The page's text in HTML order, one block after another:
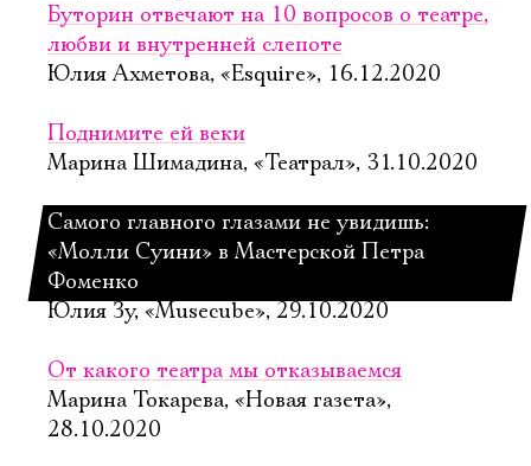
Буторин отвечают на 10 вопросов о театре,
любви и внутренней слепоте
Юлия Ахметова, «Esquire», 16.12.2020
Поднимите ей веки
Марина Шимадина, «Театрал», 31.10.2020
Самого главного глазами не увидишь:
«Молли Суини» в Мастерской Петра
Фоменко
Юлия Зу, «Musecube», 29.10.2020
От какого театра мы отказываемся
Марина Токарева, «Новая газета»,
28.10.2020